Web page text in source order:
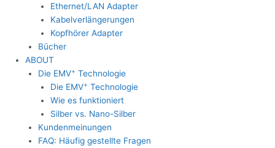
Ethernet/LAN Adapter
Kabelverlängerungen
Kopfhörer Adapter
Bücher
ABOUT
Die EMV+ Technologie
Die EMV+ Technologie
Wie es funktioniert
Silber vs. Nano-Silber
Kundenmeinungen
FAQ: Häufig gestellte Fragen